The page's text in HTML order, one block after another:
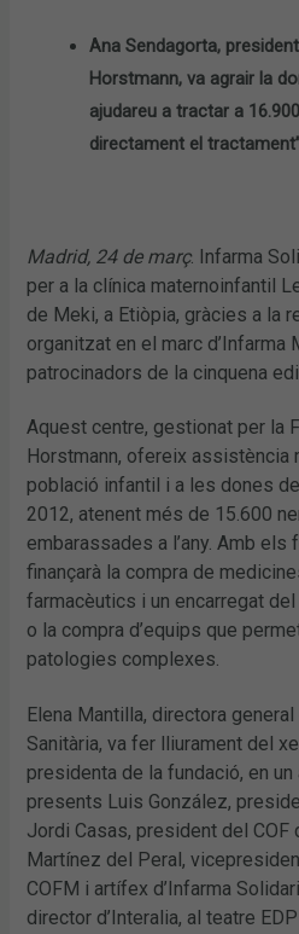
Ana Sendagorta,
Horstmann, va agrair la
ajudareu a tractar a
directament el
Madrid, 24 de març. Infarma
per a la clínica maternoinfantil
de Meki, a Etiòpia, gràcies a la
organitzat en el marc d’Infarma
patrocinadors de la cinquena
Aquest centre, gestionat per la
Horstmann, ofereix assistència
població infantil i a les dones
2012, atenent més de 15.600
embarassades a l’any. Amb
finançarà la compra de
farmacèutics i un encarregat
o la compra d’equips que
patologies complexes.
Elena Mantilla, directora
Sanitària, va fer lliurament del
presidenta de la fundació, en
presents Luis González,
Jordi Casas, president del COF
Martínez del Peral,
COFM i artífex d’Infarma
director d’Interalia, al teatre EDP